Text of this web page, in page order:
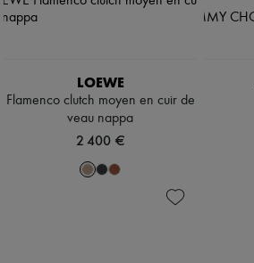
LOEWE
Flamenco clutch moyen en cuir de
veau nappa
2 400 €